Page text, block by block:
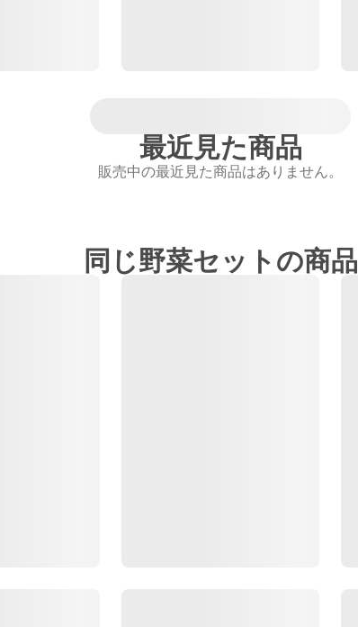
最近見た商品
販売中の最近見た商品はありません。
同じ野菜セットの商品